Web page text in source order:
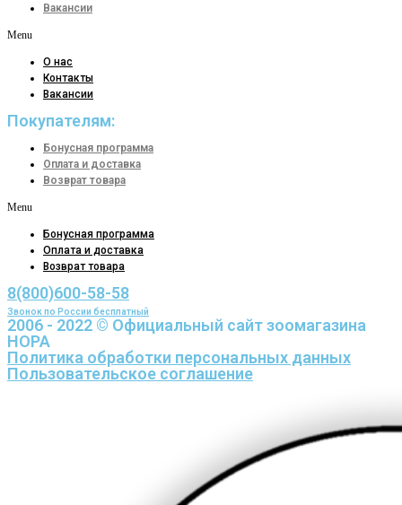
Вакансии
Menu
О нас
Контакты
Вакансии
Покупателям:
Бонусная программа
Оплата и доставка
Возврат товара
Menu
Бонусная программа
Оплата и доставка
Возврат товара
8(800)600-58-58
Звонок по России бесплатный
2006 - 2022 © Официальный сайт зоомагазина
НОРА
Политика обработки персональных данных
Пользовательское соглашение